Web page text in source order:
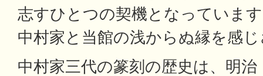
志すひとつの契機となっていま
中村家と当館の浅からぬ縁を感
中村家三代の篆刻の歴史は、明